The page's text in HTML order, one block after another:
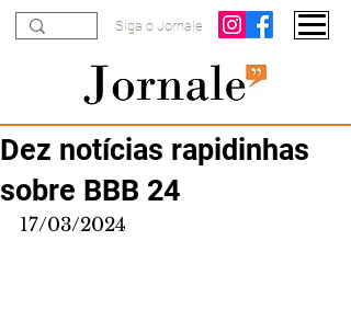
Siga o Jornale
Dez notícias rapidinhas
sobre BBB 24
17/03/2024